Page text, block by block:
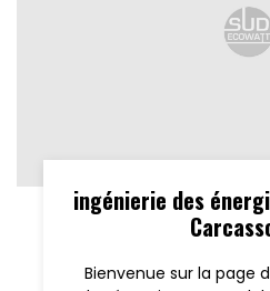
ingénierie des
Bienvenue sur la page